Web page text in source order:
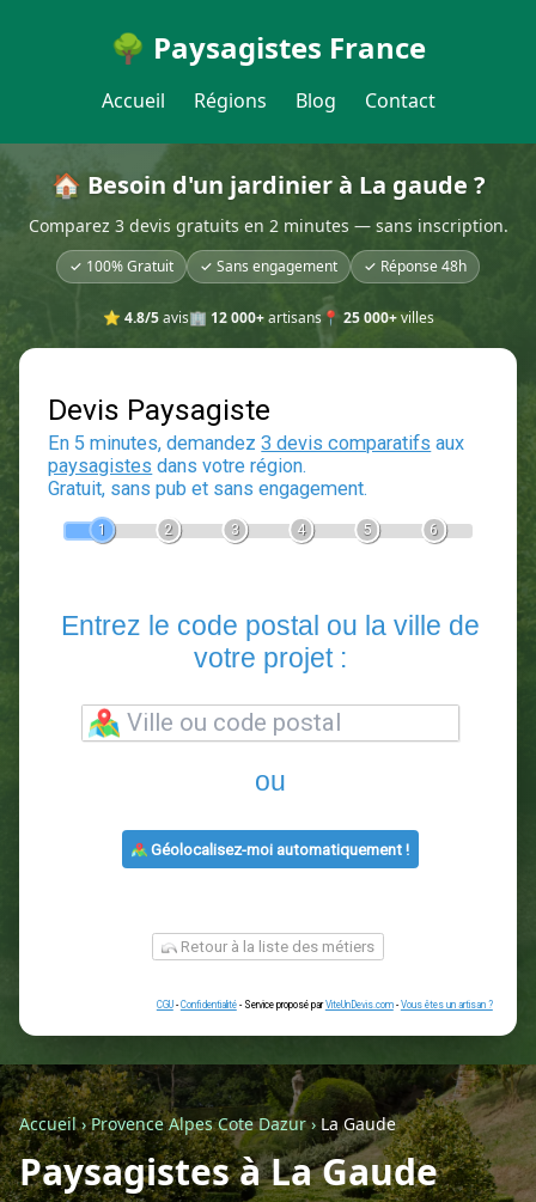
🌳 Paysagistes France
Accueil Régions Blog Contact
🏠 Besoin d'un jardinier à La gaude ?
Comparez 3 devis gratuits en 2 minutes — sans inscription.
✓ 100% Gratuit ✓ Sans engagement ✓ Réponse 48h
⭐ 4.8/5avis🏢 12 000+artisans📍 25 000+villes
Devis Paysagiste
En 5 minutes, demandez3 devis comparatifs
votre projet :
ou
Géolocalisez-moi automatiquement !
Retour à la liste des métiers
Accueil›Provence Alpes Cote Dazur› La Gaude
Paysagistes à La Gaude